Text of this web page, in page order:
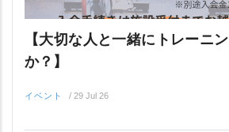
【大切な人と一緒にトレーニ
か？】
イベント / 29 Jul 26